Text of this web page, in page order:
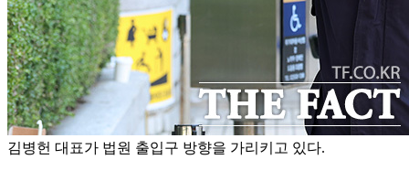
김병헌 대표가 법원 출입구 방향을 가리키고 있다.